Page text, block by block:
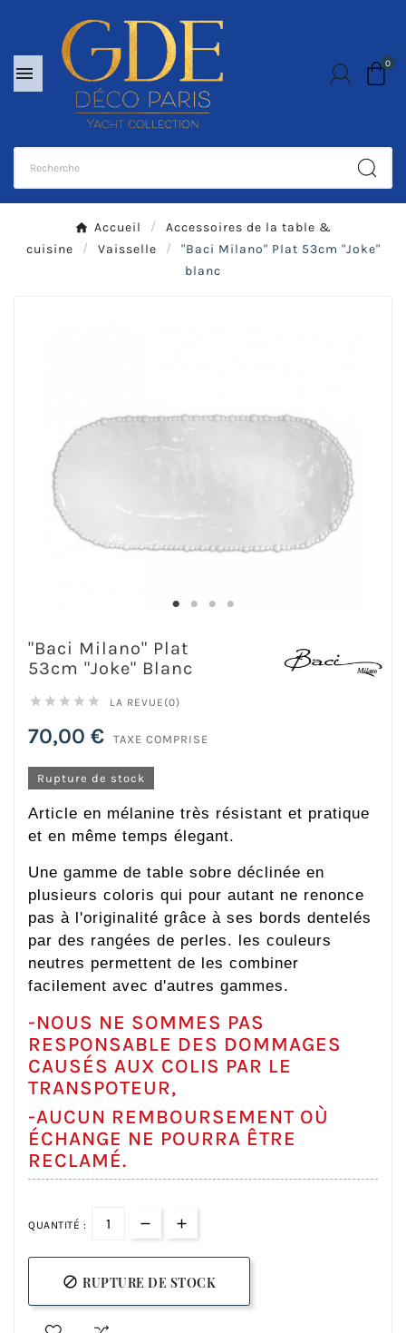
 0
Accueil
Accessoires de la table &
cuisine
Vaisselle
"Baci Milano" Plat 53cm "Joke"
blanc
"Baci Milano" Plat
53cm "Joke" Blanc
     LA REVUE(0)
70,00 € TAXE COMPRISE
Rupture de stock
Article en mélanine très résistant et pratique
et en même temps élegant.
Une gamme de table sobre déclinée en
plusieurs coloris qui pour autant ne renonce
pas à l'originalité grâce à ses bords dentelés
par des rangées de perles. les couleurs
neutres permettent de les combiner
facilement avec d'autres gammes.
-NOUS NE SOMMES PAS
RESPONSABLE DES DOMMAGES
CAUSÉS AUX COLIS PAR LE
TRANSPOTEUR,
-AUCUN REMBOURSEMENT OÙ
ÉCHANGE NE POURRA ÊTRE
RECLAMÉ.
QUANTITÉ :
 RUPTURE DE STOCK